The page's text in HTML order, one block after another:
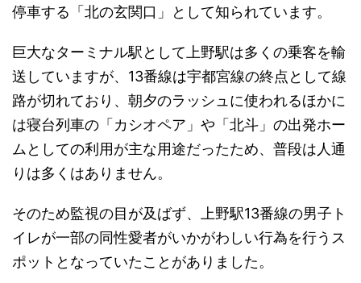
停車する「北の玄関口」として知られています。
巨大なターミナル駅として上野駅は多くの乗客を輸
送していますが、13番線は宇都宮線の終点として線
路が切れており、朝夕のラッシュに使われるほかに
は寝台列車の「カシオペア」や「北斗」の出発ホー
ムとしての利用が主な用途だったため、普段は人通
りは多くはありません。
そのため監視の目が及ばず、上野駅13番線の男子ト
イレが一部の同性愛者がいかがわしい行為を行うス
ポットとなっていたことがありました。